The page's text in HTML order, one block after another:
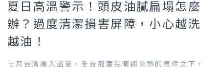
夏日高溫警示！頭皮油膩扁塌怎麼
辦？過度清潔損害屏障，小心越洗
越油！
七月台灣進入盛夏，全台籠罩在晴朗炎熱的氣候之下，